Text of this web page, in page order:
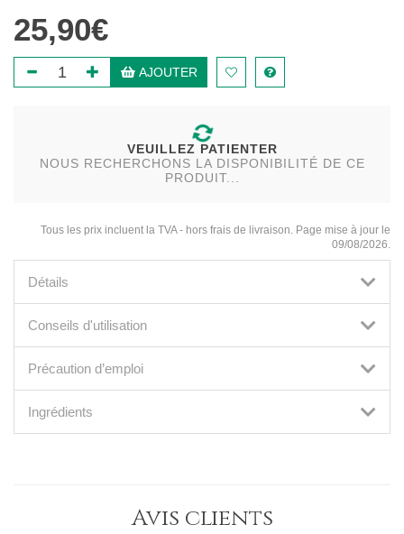
25,90€
AJOUTER
VEUILLEZ PATIENTER
NOUS RECHERCHONS LA DISPONIBILITÉ DE CE
PRODUIT...
Tous les prix incluent la TVA - hors frais de livraison. Page mise à jour le
09/08/2026.
Détails
Conseils d'utilisation
Précaution d’emploi
Ingrédients
Avis clients